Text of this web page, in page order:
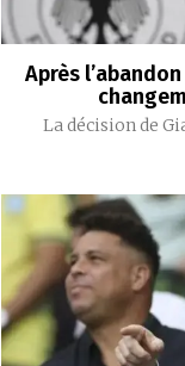
Après
La décision de